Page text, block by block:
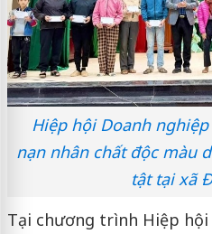
Hiệp hội Doanh
nạn nhân chất độc màu
tật tại xã
Tại chương trình Hiệp